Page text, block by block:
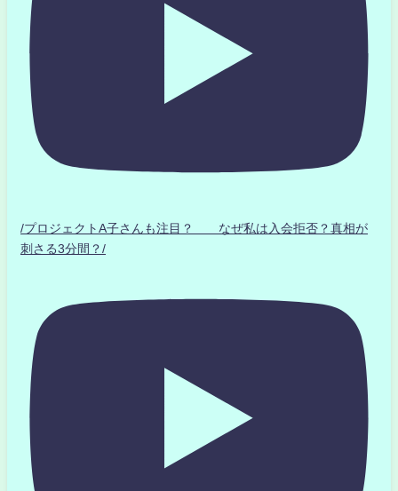
/プロジェクトA子さんも注目？ なぜ私は入会拒否？真相が
刺さる3分間？/